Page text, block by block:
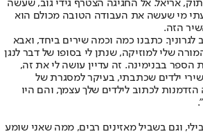
אריאל. אל החגיגה הצטרף גידי גוב, שעשה
מי שעשה את העבודה הטובה מכולם הוא
הזה.
כתבנו כמה וכמה שירים ביחד, ואבא
שלי למוזיקה, שנתן לי בסופו של דבר לנגן
הספר בבנימינה. זה עדיין עושה לי את זה,
ילדים שכתבתי, בעיקר למסגרת של
לכתוב לילדים שלך עצמך, והם היו
וגם בשביל מאזינים רבים, ממה שאני שומע